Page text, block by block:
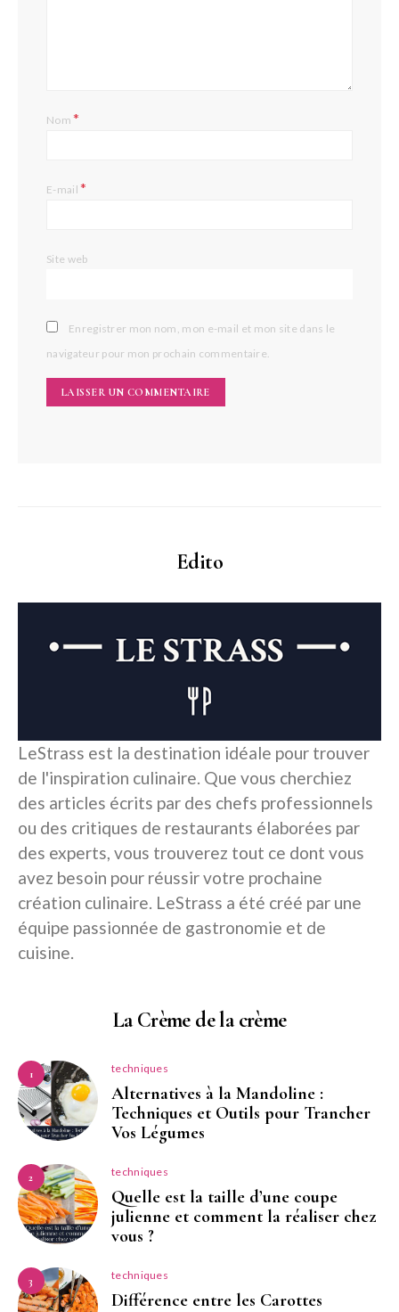
Nom*
E-mail*
Site web
Enregistrer mon nom, mon e-mail et mon site dans le
navigateur pour mon prochain commentaire.
Edito
LeStrass est la destination idéale pour trouver
de l'inspiration culinaire. Que vous cherchiez
des articles écrits par des chefs professionnels
ou des critiques de restaurants élaborées par
des experts, vous trouverez tout ce dont vous
avez besoin pour réussir votre prochaine
création culinaire. LeStrass a été créé par une
équipe passionnée de gastronomie et de
cuisine.
La Crème de la crème
1 techniques
Alternatives à la Mandoline :
Techniques et Outils pour Trancher
Vos Légumes
2 techniques
Quelle est la taille d’une coupe
julienne et comment la réaliser chez
vous ?
3 techniques
Différence entre les Carottes